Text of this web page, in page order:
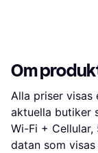
Om
Alla priser visas
aktuella butiker
Wi-Fi + Cellular,
datan som